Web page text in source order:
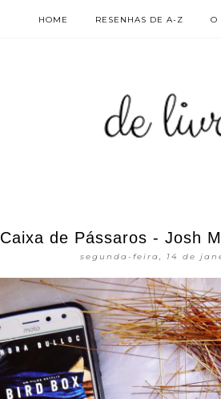
HOME RESENHAS DE A-Z O
Caixa de Pássaros - Josh
segunda-feira, 14 de